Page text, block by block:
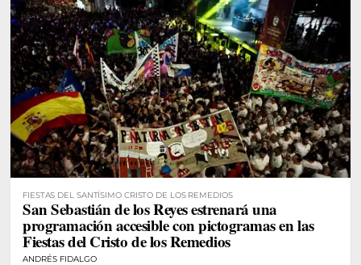
FIESTAS DEL SANTÍSIMO CRISTO DE LOS REMEDIOS
San Sebastián de los Reyes estrenará una
programación accesible con pictogramas en las
Fiestas del Cristo de los Remedios
ANDRÉS FIDALGO